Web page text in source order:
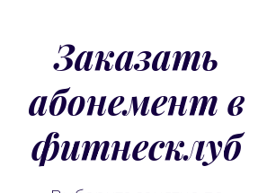
Заказать
абонемент в
фитнесклуб